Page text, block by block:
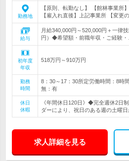
勤務地
【原則、転勤なし】 【館林事業所
【雇入れ直後】上記事業所 【変更
給与
月給340,000円～520,000円＋一律
円）◆希望額・前職年収・ご経験・
初年度
年収
518万円～910万円
勤務
時間
8：30～17：30所定労働時間：8時
無：有
休日
休暇
《年間休日120日》◆完全週休2日
ダーにより、祝日のある週の土曜日
求人詳細を見る